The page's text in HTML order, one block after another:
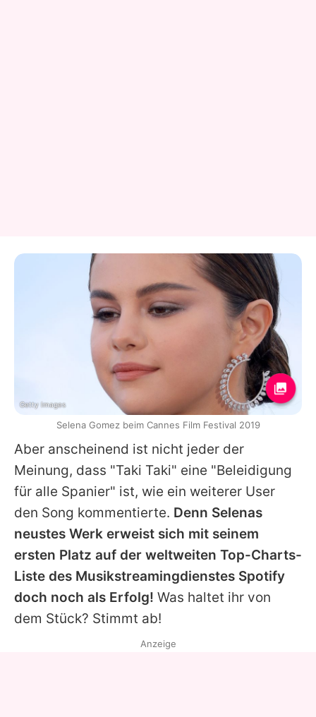
Aber anscheinend ist nicht jeder der
Meinung, dass "Taki Taki" eine "Beleidigung
für alle Spanier" ist, wie ein weiterer User
den Song kommentierte. Denn Selenas
neustes Werk erweist sich mit seinem
ersten Platz auf der weltweiten Top-Charts-
Liste des Musikstreamingdienstes Spotify
doch noch als Erfolg! Was haltet ihr von
dem Stück? Stimmt ab!
Getty Images
Selena Gomez beim Cannes Film Festival 2019
Anzeige